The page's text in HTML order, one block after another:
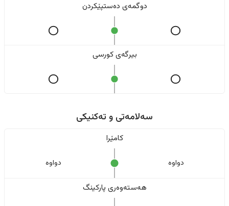
دوگمەی دەستپێکردن
بیرگەی کورسی
سەلامەتی و تەکنیکی
کامێرا
دواوە دواوە
هەستەوەری پارکینگ